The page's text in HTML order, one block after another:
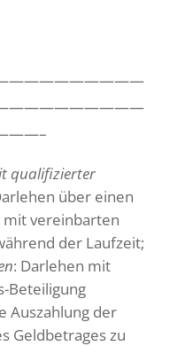
qualifizierter
über einen
vereinbarten
der Laufzeit;
: Darlehen mit
Beteiligung
Auszahlung der
Geldbetrages zu